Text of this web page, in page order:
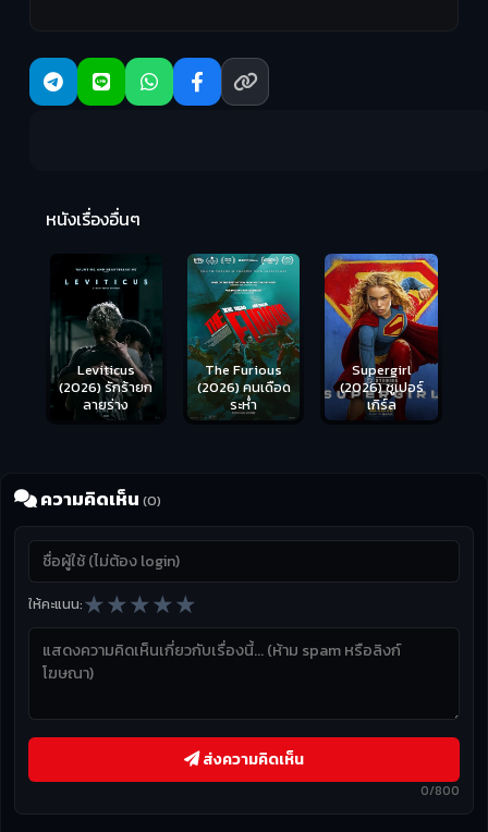
หนังเรื่องอื่นๆ
Leviticus
(2026) รักร้ายก
ลายร่าง
The Furious
(2026) คนเดือด
ระห่ำ
Supergirl
(2026) ซูเปอร์
เกิร์ล
ความคิดเห็น (0)
ให้คะแนน:★★★★★
0/800
ส่งความคิดเห็น